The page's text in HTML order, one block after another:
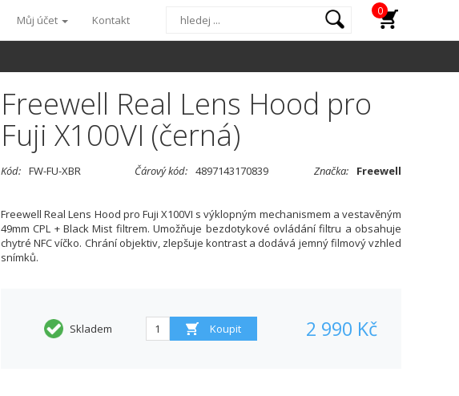
0
Můj účet Kontakt
Freewell Real Lens Hood pro
Fuji X100VI (černá)
Kód: FW-FU-XBR Čárový kód: 4897143170839 Značka: Freewell
Freewell Real Lens Hood pro Fuji X100VI s výklopným mechanismem a vestavěným
49mm CPL + Black Mist filtrem. Umožňuje bezdotykové ovládání filtru a obsahuje
chytré NFC víčko. Chrání objektiv, zlepšuje kontrast a dodává jemný filmový vzhled
snímků.
Skladem 2 990 Kč